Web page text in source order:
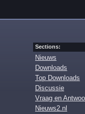
Sections:
Nieuws
Downloads
Top Downloads
Discussie
Vraag en
Nieuws2.nl